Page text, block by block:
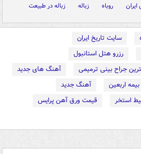
روباه زباله زباله در طبیعت
سایت تاریخ ایران
رزرو هتل استانبول
جراح بینی ترمیمی
آهنگ های جدید
اربعین
آهنگ جدید
استخر
قیمت ورق آهن پرایس